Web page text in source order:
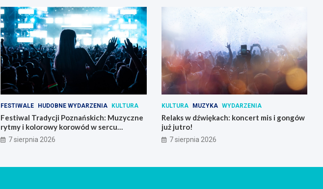
FESTIWALE HUDOBNE WYDARZENIA KULTURA
Festiwal Tradycji Poznańskich: Muzyczne
rytmy i kolorowy korowód w sercu
Poznania
7 sierpnia 2026
KULTURA MUZYKA WYDARZENIA
Relaks w dźwiękach: koncert mis i gongów
już jutro!
7 sierpnia 2026